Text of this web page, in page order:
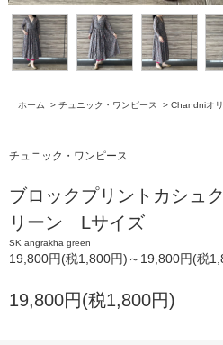
ホーム > チュニック・ワンピース > Chandniオ
チュニック・ワンピース
ブロックプリントカシュ
リーン Lサイズ
SK angrakha green
19,800円(税1,800円)～19,800円(税
19,800円(税1,800円)